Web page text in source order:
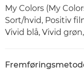
My Colors (My
Sort/hvid, Positiv
Vivid blå, Vivid